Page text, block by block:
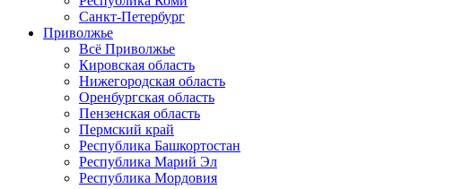
Санкт-Петербург
Приволжье
Всё Приволжье
Кировская область
Нижегородская область
Оренбургская область
Пензенская область
Пермский край
Республика Башкортостан
Республика Марий Эл
Республика Мордовия